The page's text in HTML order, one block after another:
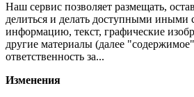
Наш сервис позволяет размещать,
делиться и делать доступными иными
информацию, текст, графические
другие материалы (далее
ответственность за...
Изменения